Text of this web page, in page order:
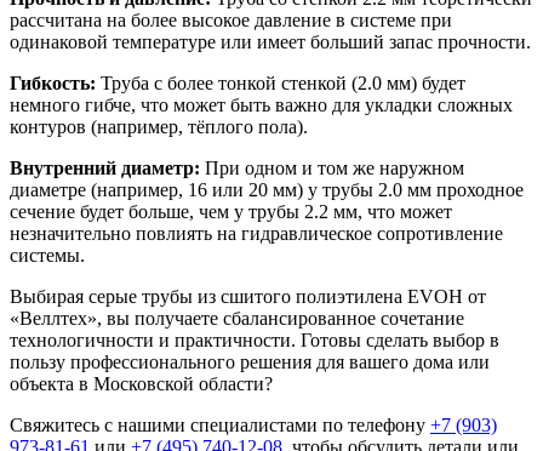
рассчитана на более высокое давление в системе при
одинаковой температуре или имеет больший запас прочности.
Гибкость: Труба с более тонкой стенкой (2.0 мм) будет
немного гибче, что может быть важно для укладки сложных
контуров (например, тёплого пола).
Внутренний диаметр: При одном и том же наружном
диаметре (например, 16 или 20 мм) у трубы 2.0 мм проходное
сечение будет больше, чем у трубы 2.2 мм, что может
незначительно повлиять на гидравлическое сопротивление
системы.
Выбирая серые трубы из сшитого полиэтилена EVOH от
«Веллтех», вы получаете сбалансированное сочетание
технологичности и практичности. Готовы сделать выбор в
пользу профессионального решения для вашего дома или
объекта в Московской области?
Свяжитесь с нашими специалистами по телефону +7 (903)
973-81-61 или +7 (495) 740-12-08, чтобы обсудить детали или